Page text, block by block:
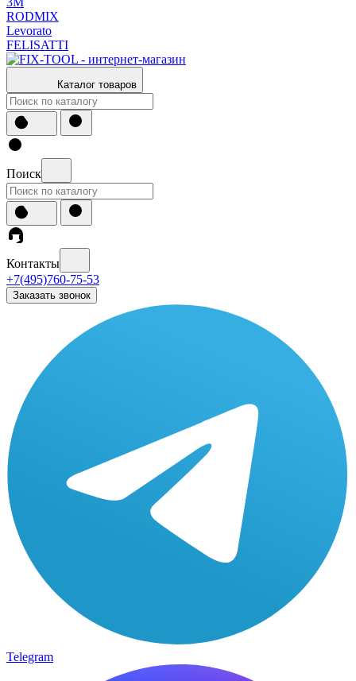
RODMIX
Levorato
FELISATTI
Каталог товаров
Поиск
Контакты
+7(495)760-75-53
Заказать звонок
Telegram